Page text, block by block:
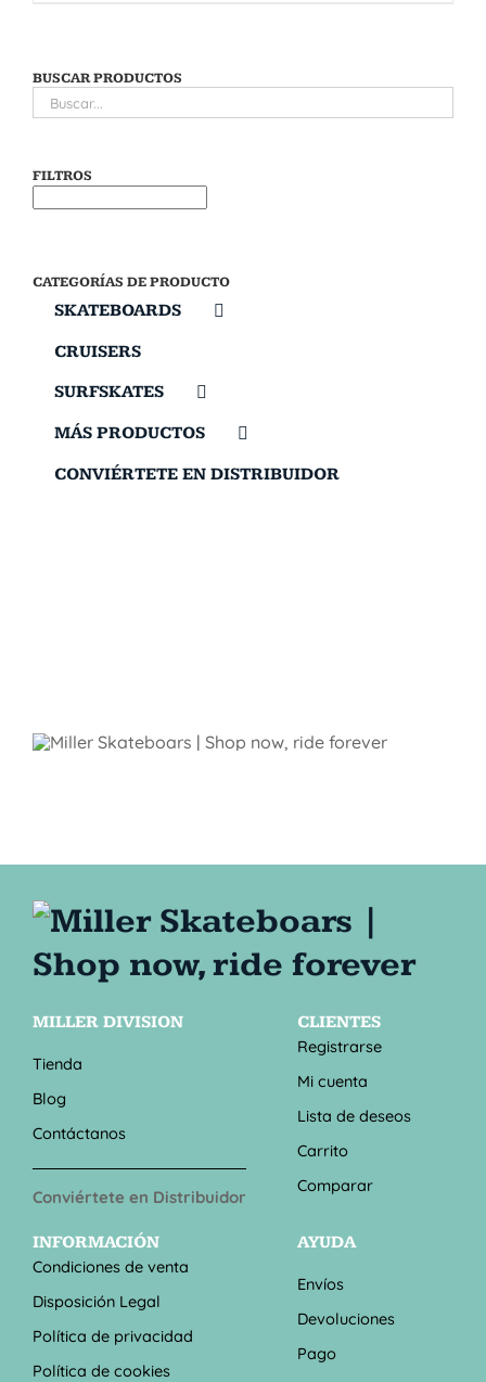
BUSCAR PRODUCTOS
FILTROS
CATEGORÍAS DE PRODUCTO
SKATEBOARDS
CRUISERS
SURFSKATES
MÁS PRODUCTOS
CONVIÉRTETE EN DISTRIBUIDOR
MILLER DIVISION
Tienda
Blog
Contáctanos
Conviértete en Distribuidor
CLIENTES
Registrarse
Mi cuenta
Lista de deseos
Carrito
Comparar
INFORMACIÓN
Condiciones de venta
Disposición Legal
Política de privacidad
Política de cookies
AYUDA
Envíos
Devoluciones
Pago